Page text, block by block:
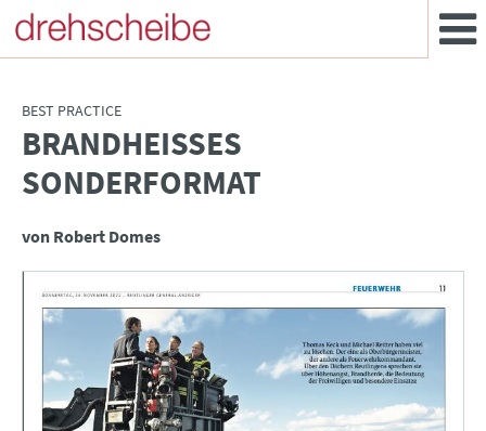
BEST PRACTICE
:BRANDHEISSES S
ONDERFORMAT
von Robert Domes